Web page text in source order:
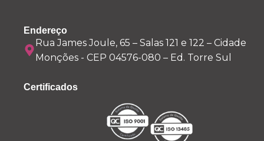
Endereço
Rua James Joule, 65 – Salas 121 e 122 – Cidade
Monções - CEP 04576-080 – Ed. Torre Sul
Certificados